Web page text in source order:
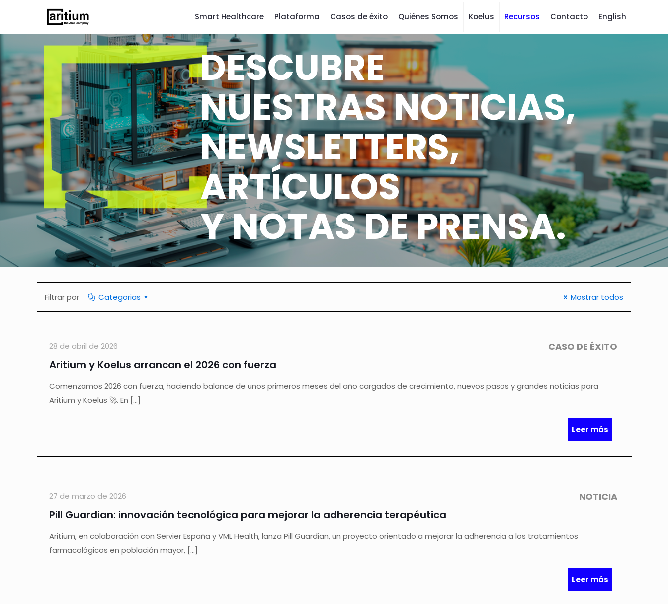
Smart Healthcare Plataforma Casos de éxito Quiénes Somos Koelus Recursos Contacto English
DESCUBRE
NUESTRAS NOTICIAS,
NEWSLETTERS,
ARTÍCULOS
Y NOTAS DE PRENSA.
Filtrar por Categorias Mostrar todos
28 de abril de 2026 CASO DE ÉXITO
Aritium y Koelus arrancan el 2026 con fuerza
Comenzamos 2026 con fuerza, haciendo balance de unos primeros meses del año cargados de crecimiento, nuevos pasos y grandes noticias para
Aritium y Koelus 🚀. En […]
Leer más
27 de marzo de 2026 NOTICIA
Pill Guardian: innovación tecnológica para mejorar la adherencia terapéutica
Aritium, en colaboración con Servier España y VML Health, lanza Pill Guardian, un proyecto orientado a mejorar la adherencia a los tratamientos
farmacológicos en población mayor, […]
Leer más